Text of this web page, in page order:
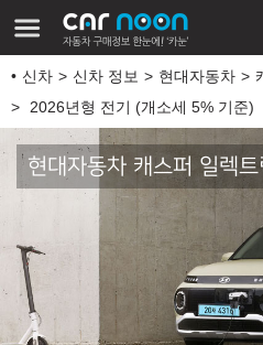
신차 신차 정보 현대자동차
2026년형 전기 (개소세 5% 기준)
현대자동차 캐스퍼 일렉트